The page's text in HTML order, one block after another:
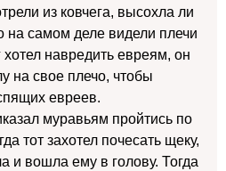
из ковчега, высохла ли
на самом деле видели плечи
навредить евреям, он
на свое плечо, чтобы
евреев.
муравьям пройтись по
тот захотел почесать щеку,
и вошла ему в голову. Тогда